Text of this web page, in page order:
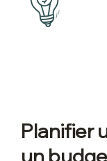
Planifier
un